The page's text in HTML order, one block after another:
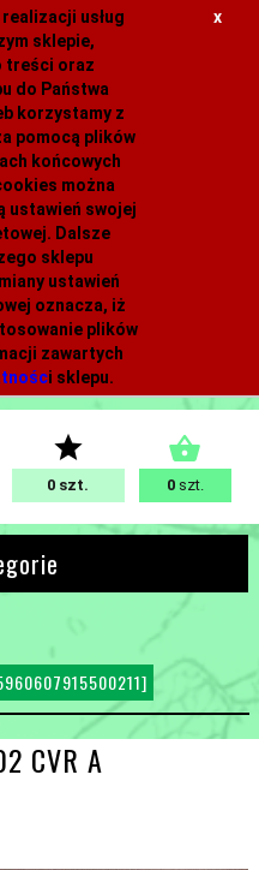
usług
sklepie,
treści oraz
do Państwa
korzystamy z
pomocą plików
końcowych
można
ustawień swojej
Dalsze
sklepu
ustawień
oznacza, iż
plików
zawartych
i sklepu.
x
0 0 szt.
CVR A